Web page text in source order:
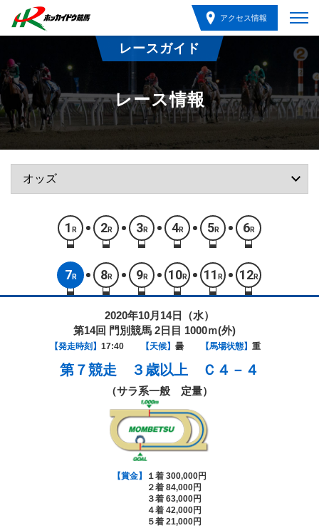
アクセス情報
レースガイド
レース情報
1 R 2R 3R 4R 5R 6R
7 R 8R 9R 10R 11 R 12R
2020年10月14日（水）
第14回 門別競馬 2日目 1000ｍ(外)
【発走時刻】 17:40 【天候】 曇 【馬場状態】 重
第７競走 ３歳以上 Ｃ４－４
（サラ系一般 定量）
【賞金】
１着 300,000円
２着 84,000円
３着 63,000円
４着 42,000円
５着 21,000円